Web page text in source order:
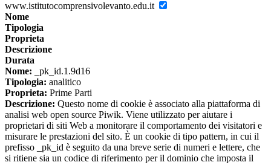
www.istitutocomprensivolevanto.edu.it
Nome
Tipologia
Proprieta
Descrizione
Durata
Nome: _pk_id.1.9d16
Tipologia: analitico
Proprieta: Prime Parti
Descrizione: Questo nome di cookie è associato alla piattaforma di
analisi web open source Piwik. Viene utilizzato per aiutare i
proprietari di siti Web a monitorare il comportamento dei visitatori e
misurare le prestazioni del sito. È un cookie di tipo pattern, in cui il
prefisso _pk_id è seguito da una breve serie di numeri e lettere, che
si ritiene sia un codice di riferimento per il dominio che imposta il